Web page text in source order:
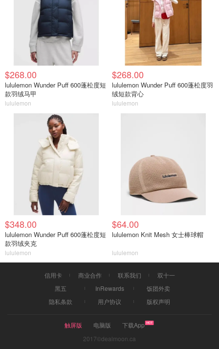
$268.00
lululemon Wunder Puff 600蓬松度短
款羽绒马甲
lululemon
$268.00
lululemon Wunder Puff 600蓬松度羽
绒短款背心
lululemon
$348.00
lululemon Wunder Puff 600蓬松度短
款羽绒夹克
lululemon
$64.00
lululemon Knit Mesh 女士棒球帽
lululemon
信用卡 商业合作 联系我们
双十一
黑五
InRewards
饭团外卖
隐私条款
用户协议 版权声明
触屏版 电脑版
下载App
2017©dealmoon.ca